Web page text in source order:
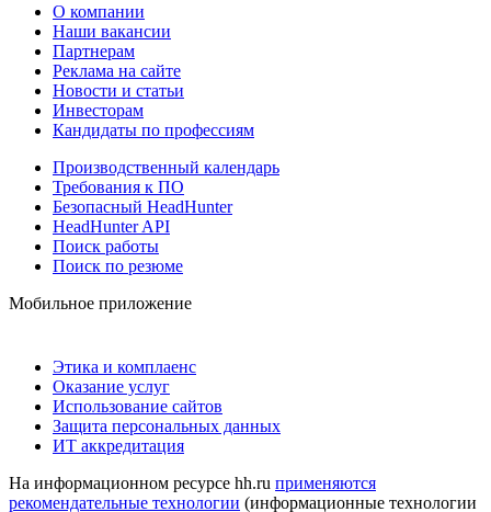
О компании
Наши вакансии
Партнерам
Реклама на сайте
Новости и статьи
Инвесторам
Кандидаты по профессиям
Производственный календарь
Требования к ПО
Безопасный HeadHunter
HeadHunter API
Поиск работы
Поиск по резюме
Мобильное приложение
Этика и комплаенс
Оказание услуг
Использование сайтов
Защита персональных данных
ИТ аккредитация
На информационном ресурсе hh.ru применяются
рекомендательные технологии (информационные технологии